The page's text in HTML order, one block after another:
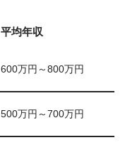
平均年収
600万円～800万円
500万円～700万円